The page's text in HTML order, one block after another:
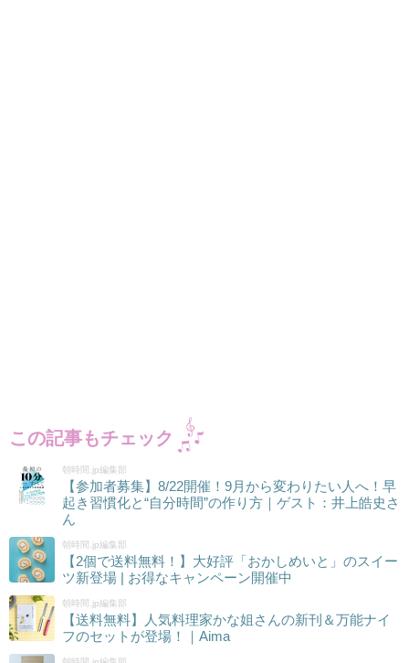
この記事もチェック
朝時間.jp編集部
【参加者募集】8/22開催！9月から変わりたい人へ！早
起き習慣化と“自分時間”の作り方｜ゲスト：井上皓史さ
ん
朝時間.jp編集部
【2個で送料無料！】大好評「おかしめいと」のスイー
ツ新登場 | お得なキャンペーン開催中
朝時間.jp編集部
【送料無料】人気料理家かな姐さんの新刊＆万能ナイ
フのセットが登場！｜Aima